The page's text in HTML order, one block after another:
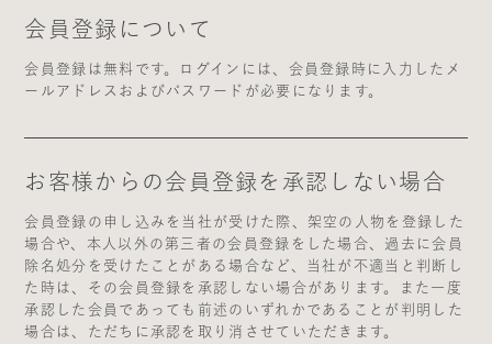
会員登録について
会員登録は無料です。ログインには、会員登録時に入力したメ
ールアドレスおよびパスワードが必要になります。
お客様からの会員登録を承認しない場合
会員登録の申し込みを当社が受けた際、架空の人物を登録した
場合や、本人以外の第三者の会員登録をした場合、過去に会員
除名処分を受けたことがある場合など、当社が不適当と判断し
た時は、その会員登録を承認しない場合があります。また一度
承認した会員であっても前述のいずれかであることが判明した
場合は、ただちに承認を取り消させていただきます。